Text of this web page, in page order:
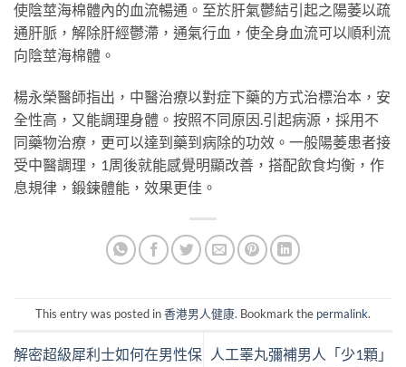
使陰莖海棉體內的血流暢通。至於肝氣鬱結引起之陽萎以疏
通肝脈，解除肝經鬱滯，通氣行血，使全身血流可以順利流
向陰莖海棉體。
楊永榮醫師指出，中醫治療以對症下藥的方式治標治本，安
全性高，又能調理身體。按照不同原因.引起病源，採用不
同藥物治療，更可以達到藥到病除的功效。一般陽萎患者接
受中醫調理，1周後就能感覺明顯改善，搭配飲食均衡，作
息規律，鍛鍊體能，效果更佳。
This entry was posted in香港男人健康. Bookmark the permalink.
解密超級犀利士如何在男性保 人工睪丸彌補男人「少1顆」